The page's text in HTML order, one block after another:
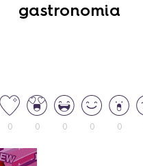
gastronomia
0 0 0 0 0